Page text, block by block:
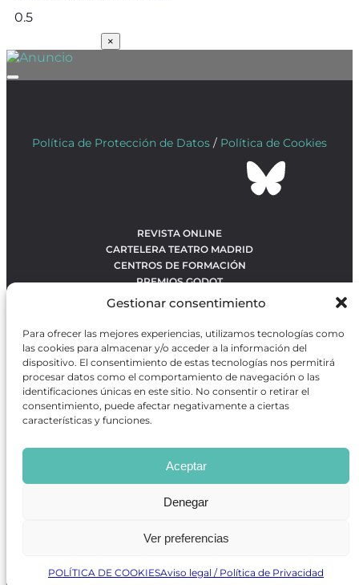
Gestionar consentimiento
Para ofrecer las mejores experiencias, utilizamos tecnologías como
las cookies para almacenar y/o acceder a la información del
dispositivo. El consentimiento de estas tecnologías nos permitirá
procesar datos como el comportamiento de navegación o las
identificaciones únicas en este sitio. No consentir o retirar el
consentimiento, puede afectar negativamente a ciertas
características y funciones.
Aceptar
Denegar
Ver preferencias
POLÍTICA DE COOKIESAviso legal / Política de Privacidad
×
Política de Protección de Datos / Política de Cookies
REVISTA ONLINE
CARTELERA TEATRO MADRID
CENTROS DE FORMACIÓN
PREMIOS GODOT
CONTACTO
OBRAS MÁS VOTADAS
RANKING MEJORES OBRAS
BÚSQUEDA AVANZADA DE OBRAS
Revista GODOTes una revista independiente especializada
en información sobre artes escénicas de Madrid, gratuita y
que se distribuye en espacios escénicos, además de otros
puntos de interés turístico y de ocio de la capital.
Desarrollado por Precise Future